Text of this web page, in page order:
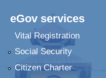
eGov services
Vital Registration
Social Security
Citizen Charter